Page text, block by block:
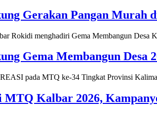
Gerakan Pangan Murah
Gema Membangun
Kalbar 2026,